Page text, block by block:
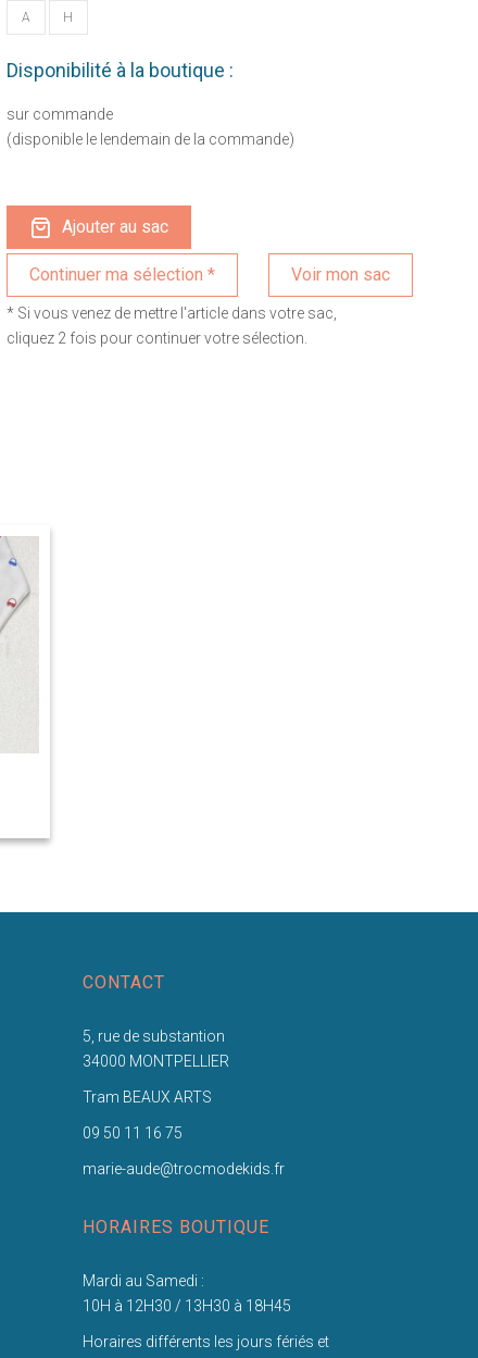
A H
Disponibilité à la boutique :
sur commande
(disponible le lendemain de la commande)
Ajouter au sac
Voir mon sac
* Si vous venez de mettre l'article dans votre sac,
cliquez 2 fois pour continuer votre sélection.
CONTACT
5, rue de substantion
34000 MONTPELLIER
Tram BEAUX ARTS
09 50 11 16 75
marie-aude@trocmodekids.fr
HORAIRES BOUTIQUE
Mardi au Samedi :
10H à 12H30 / 13H30 à 18H45
Horaires différents les jours fériés et